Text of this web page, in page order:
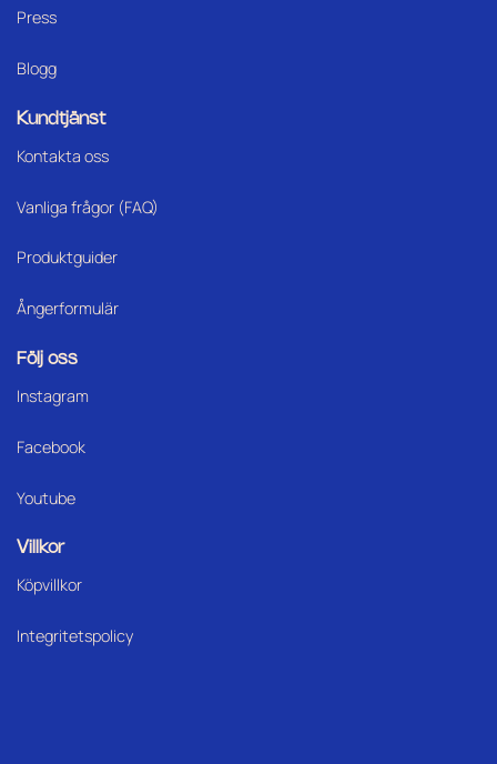
Press
Blogg
Kundtjänst
Kontakta oss
Vanliga frågor (FAQ)
Produktguider
Ångerformulär
Följ oss
Instagram
Facebook
Youtube
Villkor
Köpvillkor
Integritetspolicy